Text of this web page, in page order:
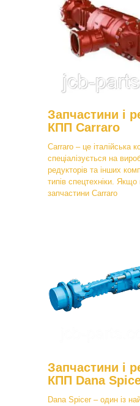
Запчастини і
КПП Carraro
Carraro – це італійська
спеціалізується на
редукторів та інших
типів спецтехніки. Якщо
запчастини Carraro
Запчастини і
КПП Dana
Dana Spicer – один із